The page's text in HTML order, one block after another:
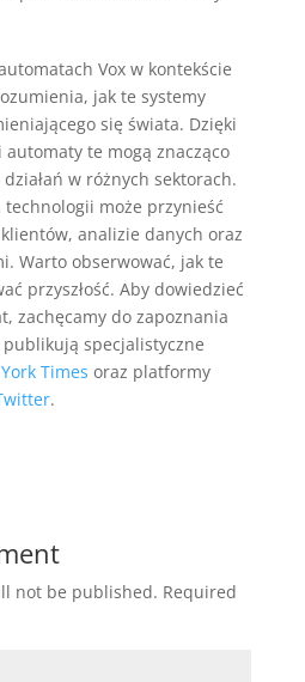
Vox w kontekście
jak te systemy
się świata. Dzięki
te mogą znacząco
w różnych sektorach.
może przynieść
analizie danych oraz
Warto obserwować, jak te
przyszłość. Aby dowiedzieć
zachęcamy do zapoznania
specjalistyczne
Times oraz platformy
.
not be published. Required